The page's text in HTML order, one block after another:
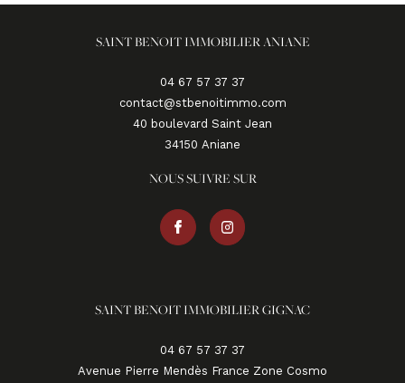
SAINT BENOIT IMMOBILIER ANIANE
04 67 57 37 37
contact@stbenoitimmo.com
40 boulevard Saint Jean
34150
aniane
NOUS SUIVRE SUR
SAINT BENOIT IMMOBILIER GIGNAC
04 67 57 37 37
Avenue Pierre Mendès France Zone Cosmo